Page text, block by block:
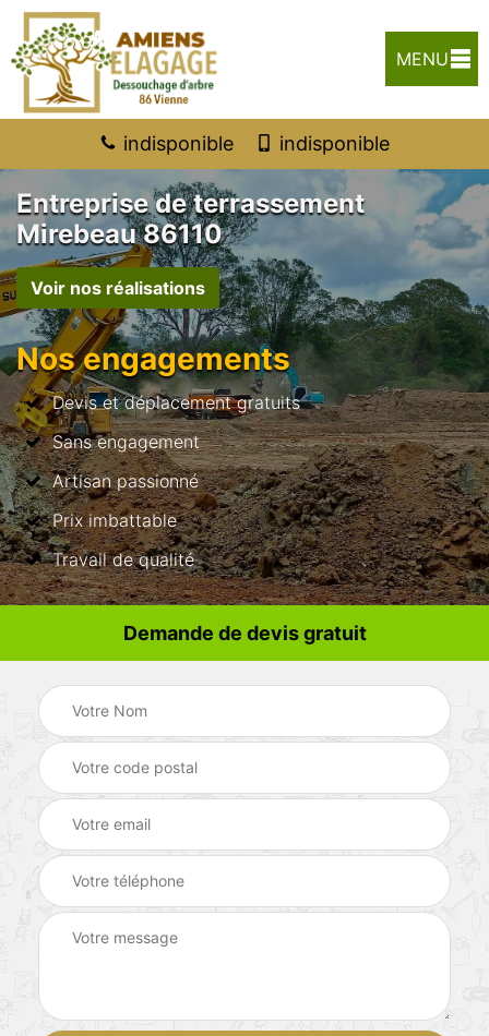
MENU
indisponible indisponible
Entreprise de terrassement
Mirebeau 86110
Voir nos réalisations
Nos engagements
Devis et déplacement gratuits
Sans engagement
Artisan passionné
Prix imbattable
Travail de qualité
Demande de devis gratuit